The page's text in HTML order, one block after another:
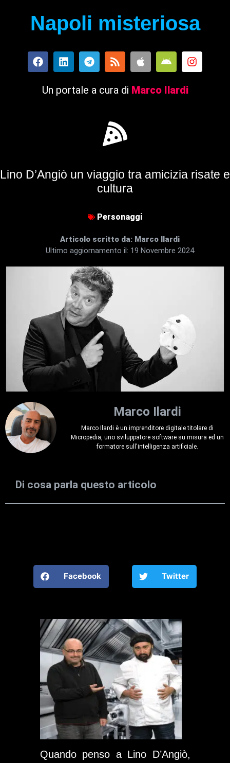
Napoli misteriosa
Un portale a cura di Marco Ilardi
Lino D’Angiò un viaggio tra amicizia risate e
cultura
Personaggi
Articolo scritto da: Marco Ilardi
Ultimo aggiornamento il: 19 Novembre 2024
Marco Ilardi
Marco Ilardi è un imprenditore digitale titolare di
Micropedia, uno sviluppatore software su misura ed un
formatore sull'intelligenza artificiale.
Di cosa parla questo articolo
Facebook Twitter
Quando penso a Lino D’Angiò,